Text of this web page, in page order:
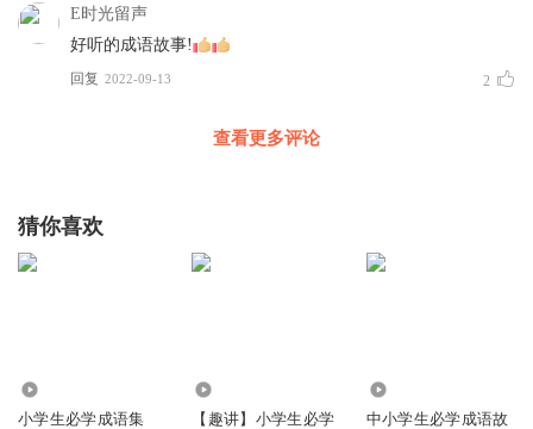
E时光留声
好听的成语故事!
回复 2022-09-13 2
查看更多评论
猜你喜欢
小学生必学成语集
【趣讲】小学生必学
中小学生必学成语故